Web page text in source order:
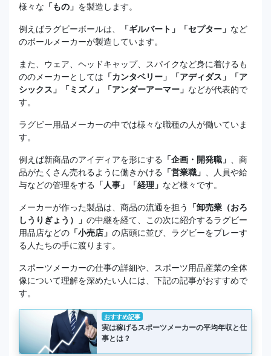
様々な 「もの」 を製造します。
例えばラグビーボールは、 「ギルバート」「セプター」 など
のボールメーカーが製造しています。
また、ウェア、ヘッドキャップ、スパイクなど身に着けるも
ののメーカーとしては 「カンタベリー」「アディダス」「ア
シックス」「ミズノ」「アンダーアーマー」 などが代表的で
す。
ラグビー用品メーカーの中では様々な職種の人が働いていま
す。
例えば新商品のアイディアを形にする 「企画・開発職」
、商
品がたくさん売れるように働きかける 「営業職」
、人員や給
与などの管理をする 「人事」「経理」 など様々です。
メーカーが作った製品は、商品の流通を担う
「卸売業（おろ
しうりぎょう）」 の中継を経て、この次に紹介するラグビー
用品店などの 「小売店」 の店頭に並び、ラグビーをプレーす
る人たちの手に渡ります。
スポーツメーカーの仕事の詳細や、スポーツ用品産業の全体
像について理解を深めたい人には、下記の記事がおすすめで
す。
おすすめ記事
実は稼げるスポーツメーカーの平均年収と仕
事とは？